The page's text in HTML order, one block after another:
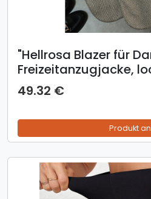
​​"Hellrosa Blazer für
Freizeitanzugjacke,
Blazer für Frühling und
49.32 €
Produkt